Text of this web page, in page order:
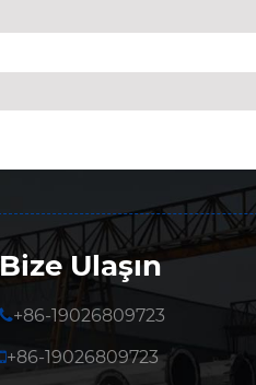
Bize Ulaşın
+86-19026809723
+86-19026809723